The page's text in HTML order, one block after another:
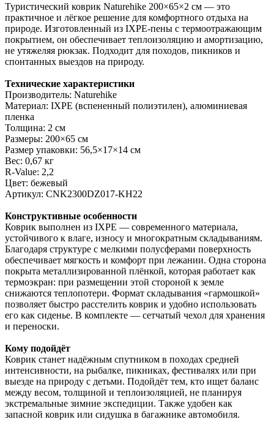
Туристический коврик Naturehike 200×65×2 см — это
практичное и лёгкое решение для комфортного отдыха на
природе. Изготовленный из IXPE-пены с термоотражающим
покрытием, он обеспечивает теплоизоляцию и амортизацию,
не утяжеляя рюкзак. Подходит для походов, пикников и
спонтанных выездов на природу.
Технические характеристики
Производитель: Naturehike
Материал: IXPE (вспененный полиэтилен), алюминиевая
пленка
Толщина: 2 см
Размеры: 200×65 см
Размер упаковки: 56,5×17×14 см
Вес: 0,67 кг
R-Value: 2,2
Цвет: бежевый
Артикул: CNK2300DZ017-KH22
Конструктивные особенности
Коврик выполнен из IXPE — современного материала,
устойчивого к влаге, износу и многократным складываниям.
Благодаря структуре с мелкими полусферами поверхность
обеспечивает мягкость и комфорт при лежании. Одна сторона
покрыта металлизированной плёнкой, которая работает как
термоэкран: при размещении этой стороной к земле
снижаются теплопотери. Формат складывания «гармошкой»
позволяет быстро расстелить коврик и удобно использовать
его как сиденье. В комплекте — сетчатый чехол для хранения
и переноски.
Кому подойдёт
Коврик станет надёжным спутником в походах средней
интенсивности, на рыбалке, пикниках, фестивалях или при
выезде на природу с детьми. Подойдёт тем, кто ищет баланс
между весом, толщиной и теплоизоляцией, не планируя
экстремальные зимние экспедиции. Также удобен как
запасной коврик или сидушка в багажнике автомобиля.